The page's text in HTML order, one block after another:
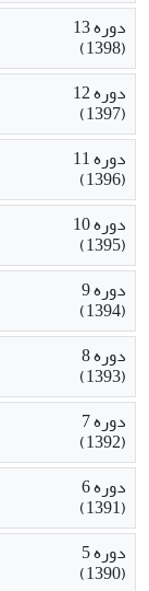
دوره 13
(1398)
دوره 12
(1397)
دوره 11
(1396)
دوره 10
(1395)
دوره 9
(1394)
دوره 8
(1393)
دوره 7
(1392)
دوره 6
(1391)
دوره 5
(1390)